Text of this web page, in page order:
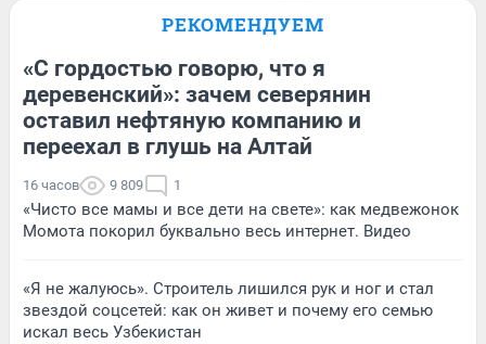
РЕКОМЕНДУЕМ
«С гордостью говорю, что я
деревенский»: зачем северянин
оставил нефтяную компанию и
переехал в глушь на Алтай
16 часов 9 809 1
«Чисто все мамы и все дети на свете»: как медвежонок
Момота покорил буквально весь интернет. Видео
«Я не жалуюсь». Строитель лишился рук и ног и стал
звездой соцсетей: как он живет и почему его семью
искал весь Узбекистан